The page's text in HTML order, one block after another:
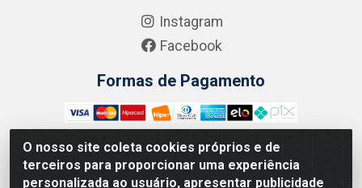
O nosso site coleta cookies próprios e de
terceiros para proporcionar uma experiência
personalizada ao usuário, apresentar publicidade
Instagram
Facebook
Formas de Pagamento
Zero Grau - Rua Jean Emile Favre, 746 - Ipsep,